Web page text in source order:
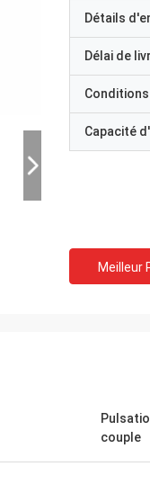
La qualité dépasse celle
grandes marques que
utilisées, pour une
Détails
Délai de
Capacité
Meilleur
couple